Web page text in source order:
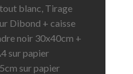
blanc, Tirage
Dibond + caisse
noir 30x40cm +
sur papier
sur papier